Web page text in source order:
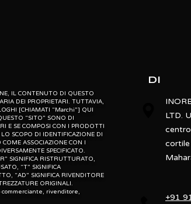
Yes
BPL
on this” website” are the property of their
we do not claim as association with the mark
“po” means preowned, “u” means
IL CONTENUTO DI QUESTO
DEI PROPRIETARI. TUTTAVIA,
[CHIAMATI “Marchi”] QUI
“SITO” SONO DI
E SE COMPOSI CON I PRODOTTI
SCOPO DI IDENTIFICAZIONE DI
ASSOCIAZIONE CON I
SPECIFICATO.
SIGNIFICA RISTRUTTURATO,
“T” SIGNIFICA
“AD” SIGNIFICA RIVENDITORE
ORIGINALI.
commerciante, rivenditore,
DI
LTD.
cortile
+91